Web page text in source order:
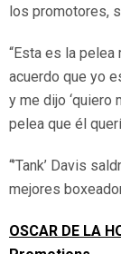
los promotores,
“Esta es la
acuerdo que yo
y me dijo ‘quiero
pelea que él
“’Tank’ Davis
mejores
OSCAR DE LA